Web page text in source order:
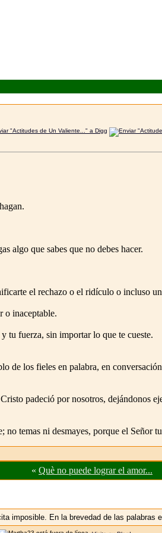
algo que sabes que no debes hacer.
el rechazo o el ridículo o incluso
o inaceptable.
tu fuerza, sin importar lo que te cueste.
de los fieles en palabra, en
padeció por nosotros, dejándonos
no temas ni desmayes, porque el Señor
« Què no puede lograr el amor...
imposible. En la brevedad de las palabras